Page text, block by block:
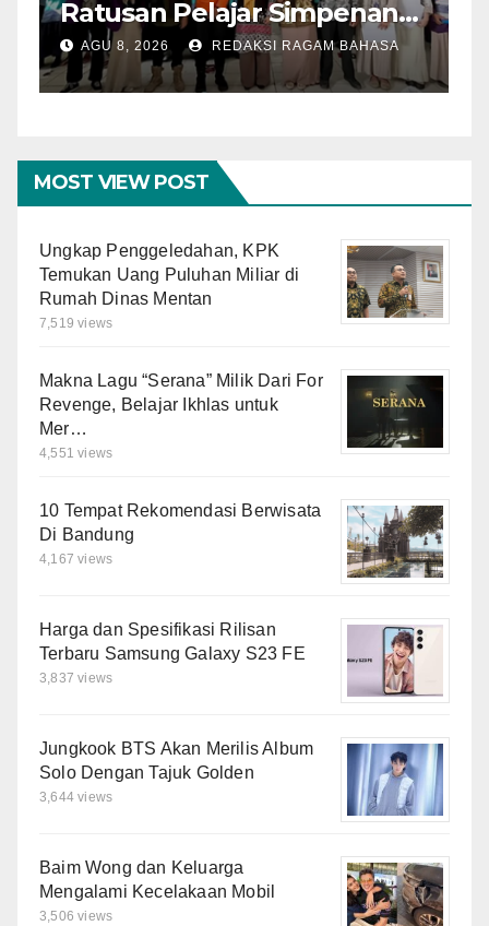
Ratusan Pelajar Simpenan
dengan Mitigasi Bencana
dan PFA
AGU 8, 2026 REDAKSI RAGAM BAHASA
MOST VIEW POST
Ungkap Penggeledahan, KPK
Temukan Uang Puluhan Miliar di
Rumah Dinas Mentan
7,519 views
Makna Lagu “Serana” Milik Dari For
Revenge, Belajar Ikhlas untuk
Mer…
4,551 views
10 Tempat Rekomendasi Berwisata
Di Bandung
4,167 views
Harga dan Spesifikasi Rilisan
Terbaru Samsung Galaxy S23 FE
3,837 views
Jungkook BTS Akan Merilis Album
Solo Dengan Tajuk Golden
3,644 views
Baim Wong dan Keluarga
Mengalami Kecelakaan Mobil
3,506 views